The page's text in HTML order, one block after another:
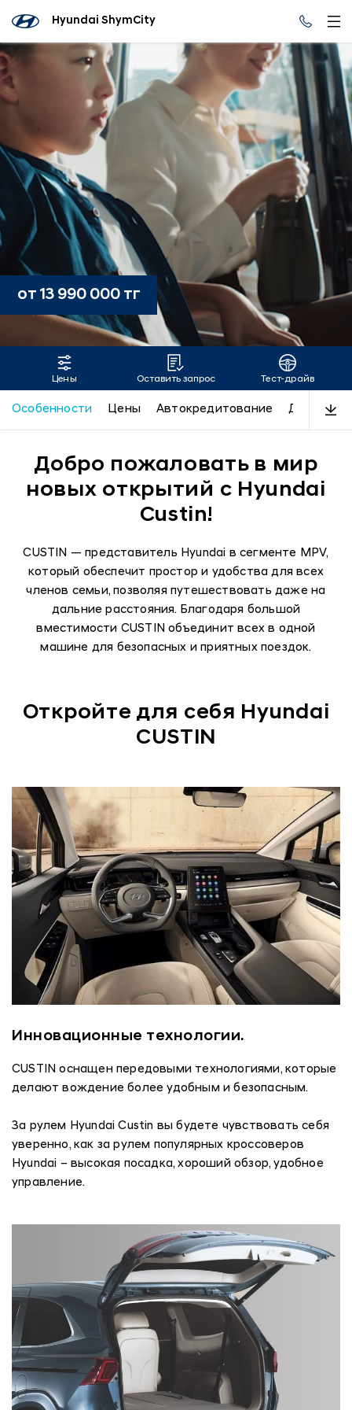
Hyundai ShymCity
CUSTIN
от 13 990 000 тг
Цены Оставить запрос Тест-драйв
Особенности Цены Автокредитование Дизайн
Добро пожаловать в мир
новых открытий с Hyundai
Custin!
CUSTIN — представитель Hyundai в сегменте MPV,
который обеспечит простор и удобства для всех
членов семьи, позволяя путешествовать даже на
дальние расстояния. Благодаря большой
вместимости CUSTIN объединит всех в одной
машине для безопасных и приятных поездок.
Откройте для себя Hyundai
CUSTIN
Инновационные технологии.
CUSTIN оснащен передовыми технологиями, которые
делают вождение более удобным и безопасным.
За рулем Hyundai Custin вы будете чувствовать себя
уверенно, как за рулем популярных кроссоверов
Hyundai – высокая посадка, хороший обзор, удобное
управление.